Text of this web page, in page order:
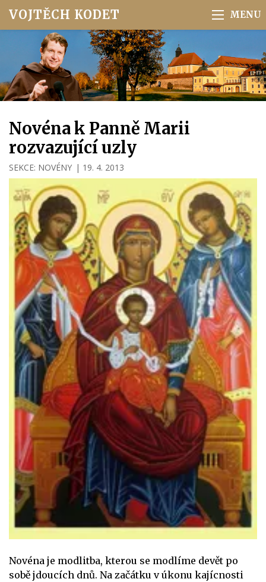
VOJTĚCH KODET
Novéna k Panně Marii
rozvazující uzly
SEKCE: NOVÉNY | 19. 4. 2013
Novéna je modlitba, kterou se modlíme devět po
sobě jdoucích dnů. Na začátku v úkonu kajícnosti